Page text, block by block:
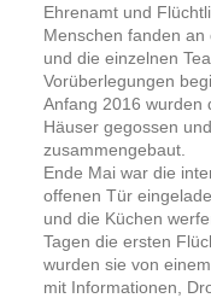
Ehrenamt und
Menschen fanden
und die einzelnen
Vorüberlegungen
Anfang 2016 wurden
Häuser gegossen
zusammengebaut.
Ende Mai war die
offenen Tür
und die Küchen
Tagen die ersten
wurden sie von
mit Informationen,